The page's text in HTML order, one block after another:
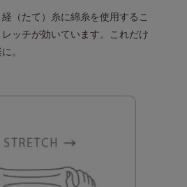
（たて）糸に綿糸を使用するこ
ッチが効いています。
これだけ
。